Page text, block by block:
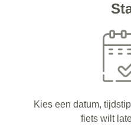
Kies een datum,
fiets wilt